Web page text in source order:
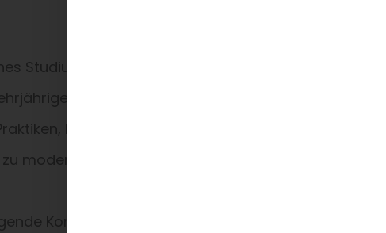
Studium der (Wirtschafts-)Informatik oder eine
Erfahrung in der Leitung von
Prinzipien und Vorgehensweisen aus und
modernen Web- und Cloud-Technologien,
Kommunikations- und Moderationsfähigkeiten